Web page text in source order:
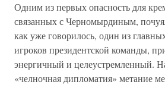
Одним из первых опасность для
связанных с Черномырдиным,
как уже говорилось, один из
игроков президентской команды,
энергичный и целеустремленный.
«челночная дипломатия» метание